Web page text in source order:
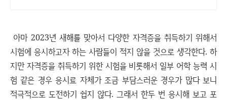
아마 2023년 새해를 맞아서 다양한 자격증을 취득하기 위해서
시험에 응시하고자 하는 사람들이 적지 않을 것으로 생각한다. 하
지만 자격증을 취득하기 위한 시험을 비롯해서 일부 어학 능력 시
험 같은 경우 응시료 자체가 조금 부담스러운 경우가 많다 보니
적극적으로 도전하기 쉽지 않다. 그래서 한두 번 응시해 보고 포